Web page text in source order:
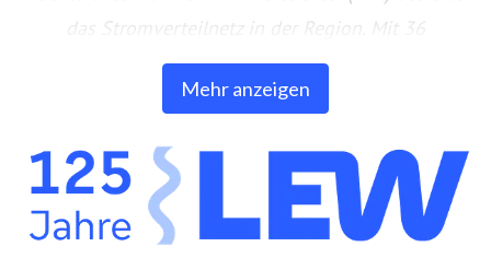
das Stromverteilnetz in der Region. Mit 36
betriebsgeführten Wasserkraftwerken ist die LEW
einer der führenden Erzeuger von
Bayern. In eigenen Anlagen auf Freiflächen und
Gebäuden erzeugt die LEW auch Strom aus
Photovoltaik. Außerdem bietet die LEW Produkte und
Mehr anzeigen